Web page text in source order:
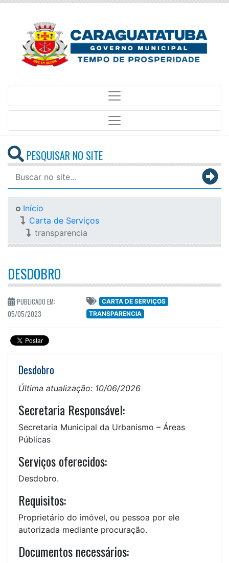
PESQUISAR NO SITE
Início
Carta de Serviços
transparencia
DESDOBRO
PUBLICADO EM:
05/05/2023
CARTA DE SERVIÇOS
TRANSPARENCIA
Desdobro
Última atualização: 10/06/2026
Secretaria Responsável:
Secretaria Municipal da Urbanismo – Áreas
Públicas
Serviços oferecidos:
Desdobro.
Requisitos:
Proprietário do imóvel, ou pessoa por ele
autorizada mediante procuração.
Documentos necessários: